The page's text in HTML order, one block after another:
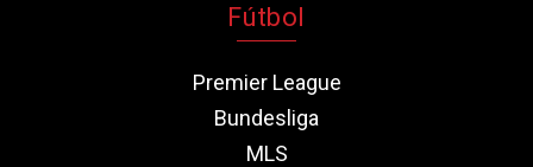
Fútbol
Premier League
Bundesliga
MLS